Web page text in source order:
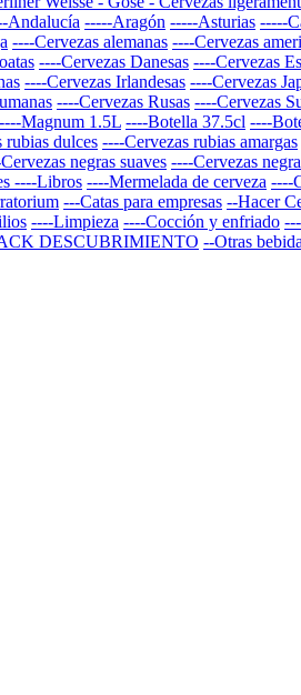
Andalucía -----Aragón -----Asturias -----
----Cervezas alemanas ----Cervezas
----Cervezas Danesas ----Cervezas
----Cervezas Irlandesas ----Cervezas
----Cervezas Rusas ----Cervezas
----Magnum 1.5L ----Botella 37.5cl ----
rubias dulces ----Cervezas rubias amargas
negras suaves ----Cervezas
----Libros ----Mermelada de cerveza ----
---Catas para empresas --Hacer
----Limpieza ----Cocción y enfriado
DESCUBRIMIENTO --Otras